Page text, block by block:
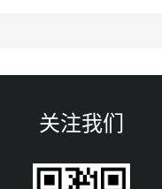
关注我们